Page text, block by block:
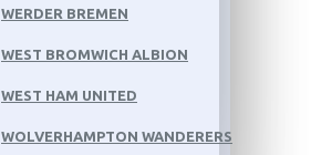
WERDER BREMEN
WEST BROMWICH ALBION
WEST HAM UNITED
WOLVERHAMPTON WANDERERS